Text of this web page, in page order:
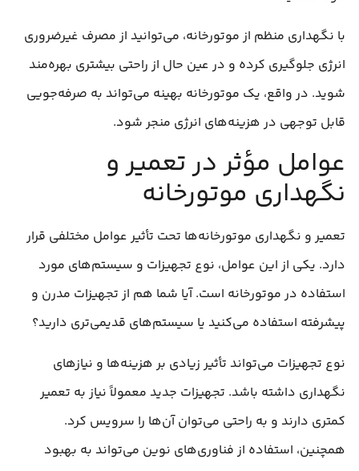
با نگهداری منظم از موتورخانه، می‌توانید از مصرف غیرضروری
انرژی جلوگیری کرده و در عین حال از راحتی بیشتری بهره‌مند
شوید. در واقع، یک موتورخانه بهینه می‌تواند به صرفه‌جویی
قابل توجهی در هزینه‌های انرژی منجر شود.
عوامل مؤثر در تعمیر و
نگهداری موتورخانه
تعمیر و نگهداری موتورخانه‌ها تحت تأثیر عوامل مختلفی قرار
دارد. یکی از این عوامل، نوع تجهیزات و سیستم‌های مورد
استفاده در موتورخانه است. آیا شما هم از تجهیزات مدرن و
پیشرفته استفاده می‌کنید یا سیستم‌های قدیمی‌تری دارید؟
نوع تجهیزات می‌تواند تأثیر زیادی بر هزینه‌ها و نیازهای
نگهداری داشته باشد. تجهیزات جدید معمولاً نیاز به تعمیر
کمتری دارند و به راحتی می‌توان آن‌ها را سرویس کرد.
همچنین، استفاده از فناوری‌های نوین می‌تواند به بهبود